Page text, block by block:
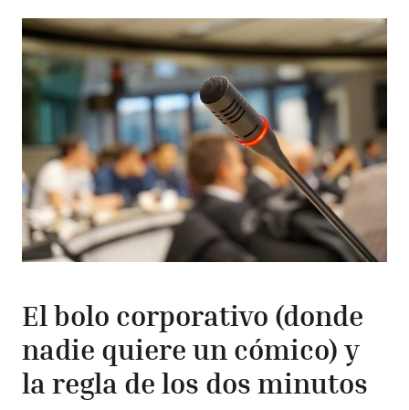
El bolo corporativo (donde
nadie quiere un cómico) y
la regla de los dos minutos